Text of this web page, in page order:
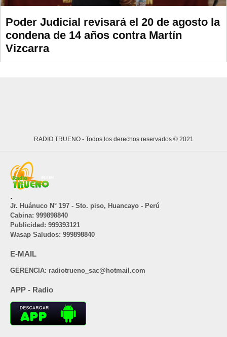
Poder Judicial revisará el 20 de agosto la
condena de 14 años contra Martín
Vizcarra
RADIO TRUENO - Todos los derechos reservados © 2021
.
Jr. Huánuco N° 197 - Sto. piso, Huancayo - Perú
Cabina: 999898840
Publicidad: 999393121
Wasap Saludos: 999898840
E-MAIL
GERENCIA: radiotrueno_sac@hotmail.com
APP - Radio